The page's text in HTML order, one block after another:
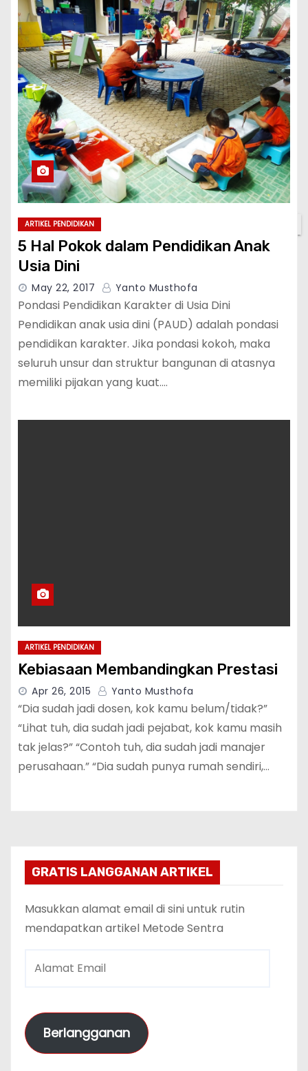
ARTIKEL PENDIDIKAN
5 Hal Pokok dalam Pendidikan Anak
Usia Dini
May 22, 2017 Yanto Musthofa
Pondasi Pendidikan Karakter di Usia Dini
Pendidikan anak usia dini (PAUD) adalah pondasi
pendidikan karakter. Jika pondasi kokoh, maka
seluruh unsur dan struktur bangunan di atasnya
memiliki pijakan yang kuat.…
ARTIKEL PENDIDIKAN
Kebiasaan Membandingkan Prestasi
Apr 26, 2015 Yanto Musthofa
“Dia sudah jadi dosen, kok kamu belum/tidak?”
“Lihat tuh, dia sudah jadi pejabat, kok kamu masih
tak jelas?” “Contoh tuh, dia sudah jadi manajer
perusahaan.” “Dia sudah punya rumah sendiri,…
GRATIS LANGGANAN ARTIKEL
Masukkan alamat email di sini untuk rutin
mendapatkan artikel Metode Sentra
m
a
Berlangganan